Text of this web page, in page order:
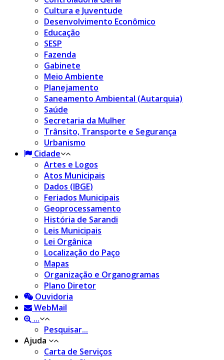
Cultura e Juventude
Desenvolvimento Econômico
Educação
SESP
Fazenda
Gabinete
Meio Ambiente
Planejamento
Saneamento Ambiental (Autarquia)
Saúde
Secretaria da Mulher
Trânsito, Transporte e Segurança
Urbanismo
Cidade
Artes e Logos
Atos Municipais
Dados (IBGE)
Feriados Municipais
Geoprocessamento
História de Sarandi
Leis Municipais
Lei Orgânica
Localização do Paço
Mapas
Organização e Organogramas
Plano Diretor
Ouvidoria
WebMail
...
Pesquisar...
Ajuda
Carta de Serviços